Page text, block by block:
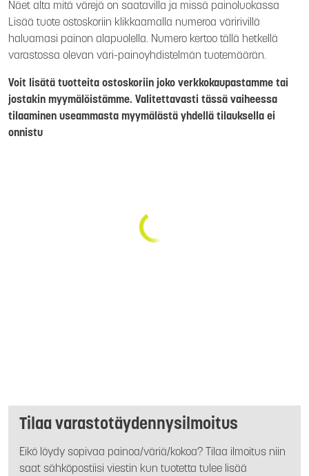
Näet alta mitä värejä on saatavilla ja missä painoluokassa
Lisää tuote ostoskoriin klikkaamalla numeroa väririvillä
haluamasi painon alapuolella. Numero kertoo tällä hetkellä
varastossa olevan väri-painoyhdistelmän tuotemäärän.
Voit lisätä tuotteita ostoskoriin joko verkkokaupastamme tai
jostakin myymälöistämme. Valitettavasti tässä vaiheessa
tilaaminen useammasta myymälästä yhdellä tilauksella ei
onnistu
Tilaa varastotäydennysilmoitus
Eikö löydy sopivaa painoa/väriä/kokoa? Tilaa ilmoitus niin
saat sähköpostiisi viestin kun tuotetta tulee lisää